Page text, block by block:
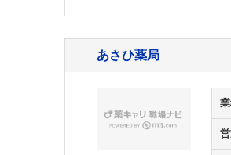
あさひ薬局